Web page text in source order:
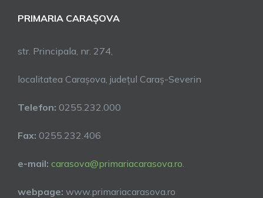
PRIMARIA CARAȘOVA
str. Principala, nr. 274,
localitatea Carașova, județul Caraș-Severin
Telefon: 0255.232.000
Fax: 0255.232.406
e-mail: carasova@primariacarasova.ro
webpage: www.primariacarasova.ro